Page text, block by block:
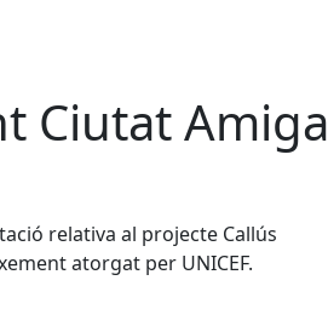
Ciutat Amiga
relativa al projecte Callús
atorgat per UNICEF.